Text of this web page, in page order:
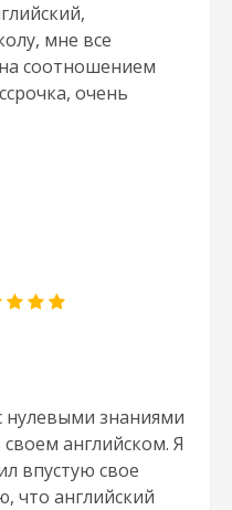
мне все
соотношением
очень
знаниями
английском. Я
впустую свое
что английский